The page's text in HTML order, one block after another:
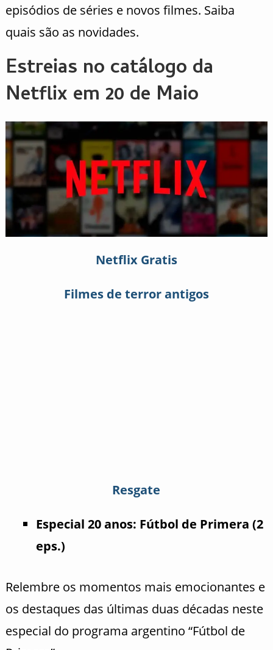
episódios de séries e novos filmes. Saiba
quais são as novidades.
Estreias no catálogo da
Netflix em 20 de Maio
Netflix Gratis
Filmes de terror antigos
Resgate
Especial 20 anos: Fútbol de Primera (2
eps.)
Relembre os momentos mais emocionantes e
os destaques das últimas duas décadas neste
especial do programa argentino “Fútbol de